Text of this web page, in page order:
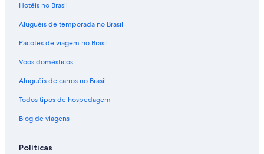
Hotéis no Brasil
Aluguéis de temporada no Brasil
Pacotes de viagem no Brasil
Voos domésticos
Aluguéis de carros no Brasil
Todos tipos de hospedagem
Blog de viagens
Políticas